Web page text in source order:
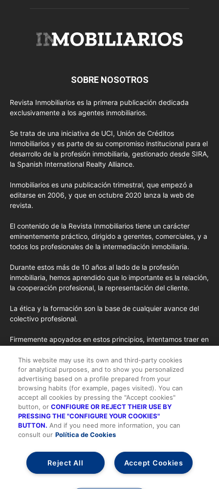
SOBRE NOSOTROS
Revista Inmobiliarios es la primera publicación dedicada
exclusivamente a los agentes inmobiliarios.
Se trata de una iniciativa de UCI, Unión de Créditos
Inmobiliarios y es parte de su compromiso institucional para el
desarrollo de la profesión inmobiliaria, gestionado desde SIRA,
la Spanish International Realty Alliance.
Inmobiliarios es una publicación trimestral, que empezó a
editarse en 2006, y que en octubre 2020 lanza la web de
revista.
El contenido de la Revista Inmobiliarios tiene un carácter
eminentemente práctico, dirigido a gerentes, comerciales, y a
todos los profesionales de la intermediación inmobiliaria.
Durante estos más de 10 años al lado de la profesión
inmobiliaria, hemos aprendido que lo importante es la relación,
la cooperación profesional, la representación del cliente.
La ética y la formación son la base de cualquier avance del
colectivo profesional.
Firmemente apoyados en estos principios, intentamos traer en
importados de EE.UU. y las opiniones y tendencias más
destacadas desde la pluma de nuestros colaboradores
habituales y nuestros colaboradores especiales.
Todos los derechos reservados |Suscripción
Política de privacidad
Contacto
Alta/Acceder
This website may use its own and third-party cookies
for analytical purposes, and to show you personalized
advertising based on a profile prepared from your
browsing habits (for example, pages visited). You can
accept all cookies by pressing the "Accept cookies"
button, orCONFIGURE OR REJECT THEIR USE BY
PRESSING THE "CONFIGURE YOUR COOKIES"
BUTTON. And if you need more information, you can
consult our Política de Cookies
Accept Cookies
Reject All